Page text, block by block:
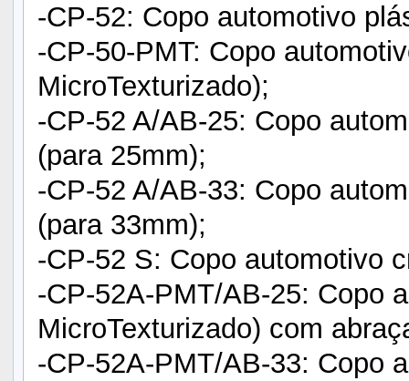
-CP-52: Copo automotivo
-CP-50-PMT: Copo
MicroTexturizado);
-CP-52 A/AB-25: Copo
(para 25mm);
-CP-52 A/AB-33: Copo
(para 33mm);
-CP-52 S: Copo automotivo
-CP-52A-PMT/AB-25: Copo
MicroTexturizado) com
-CP-52A-PMT/AB-33: Copo